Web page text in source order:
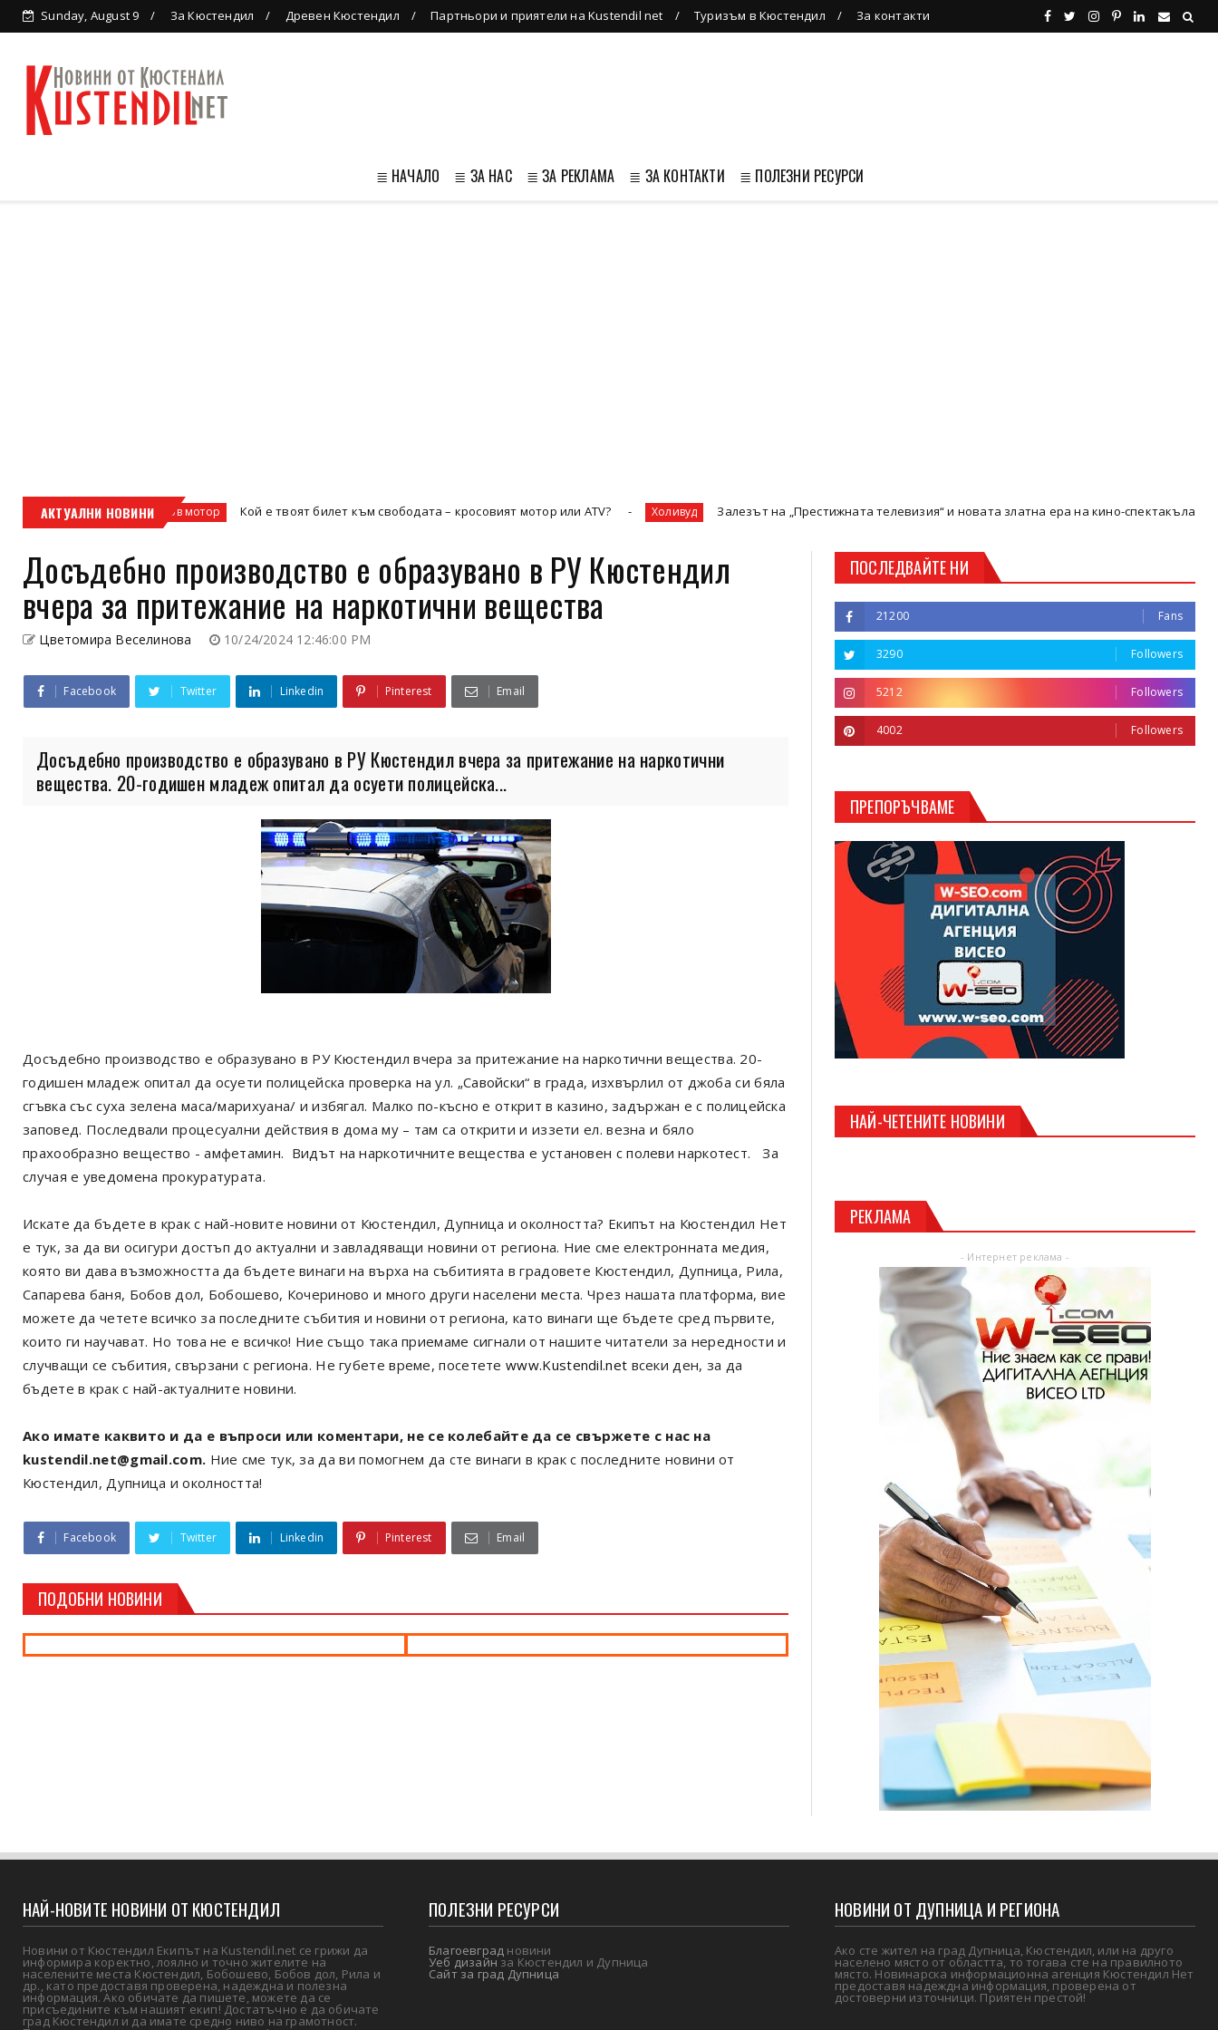
Sunday, August 9 За Кюстендил Древен Кюстендил Партньори и приятели на Kustendil net Туризъм в Кюстендил За контакти
≣ НАЧАЛО ≣ ЗА НАС ≣ ЗА РЕКЛАМА ≣ ЗА КОНТАКТИ ≣ ПОЛЕЗНИ РЕСУРСИ
АКТУАЛНИ НОВИНИ
и офис кросов мотор Кой е твоят билет към свободата – кросовият мотор или ATV? Холивуд Залезът на „Престижната телевизия“ и новата златна ера на кино-спектакъла
Досъдебно производство е образувано в РУ Кюстендил
вчера за притежание на наркотични вещества
Цветомира Веселинова 10/24/2024 12:46:00 PM
Facebook Twitter Linkedin Pinterest Email
Досъдебно производство е образувано в РУ Кюстендил вчера за притежание на наркотични
вещества. 20-годишен младеж опитал да осуети полицейска...
Досъдебно производство е образувано в РУ Кюстендил вчера за притежание на наркотични вещества. 20-
годишен младеж опитал да осуети полицейска проверка на ул. „Савойски“ в града, изхвърлил от джоба си бяла
сгъвка със суха зелена маса/марихуана/ и избягал. Малко по-късно е открит в казино, задържан е с полицейска
заповед. Последвали процесуални действия в дома му – там са открити и иззети ел. везна и бяло
прахообразно вещество - амфетамин. Видът на наркотичните вещества е установен с полеви наркотест. За
случая е уведомена прокуратурата.
Искате да бъдете в крак с най-новите новини от Кюстендил, Дупница и околността? Екипът на Кюстендил Нет
е тук, за да ви осигури достъп до актуални и завладяващи новини от региона. Ние сме електронната медия,
която ви дава възможността да бъдете винаги на върха на събитията в градовете Кюстендил, Дупница, Рила,
Сапарева баня, Бобов дол, Бобошево, Кочериново и много други населени места. Чрез нашата платформа, вие
можете да четете всичко за последните събития и новини от региона, като винаги ще бъдете сред първите,
които ги научават. Но това не е всичко! Ние също така приемаме сигнали от нашите читатели за нередности и
случващи се събития, свързани с региона. Не губете време, посететеwww.Kustendil.net всеки ден, за да
бъдете в крак с най-актуалните новини.
Ако имате каквито и да е въпроси или коментари, не се колебайте да се свържете с нас на
kustendil.net@gmail.com. Ние сме тук, за да ви помогнем да сте винаги в крак с последните новини от
Кюстендил, Дупница и околността!
Facebook Twitter Linkedin Pinterest Email
ПОДОБНИ НОВИНИ
ПОСЛЕДВАЙТЕ НИ
21200 Fans
3290 Followers
5212 Followers
4002 Followers
ПРЕПОРЪЧВАМЕ
НАЙ-ЧЕТЕНИТЕ НОВИНИ
РЕКЛАМА
- Интернет реклама -
НАЙ-НОВИТЕ НОВИНИ ОТ КЮСТЕНДИЛ
Новини от Кюстендил Екипът на Kustendil.net се грижи да
информира коректно, лоялно и точно жителите на
населените места Кюстендил, Бобошево, Бобов дол, Рила и
др., като предоставя проверена, надеждна и полезна
информация. Ако обичате да пишете, можете да се
присъедините към нашият екип! Достатъчно е да обичате
град Кюстендил и да имате средно ниво на грамотност.
ПОЛЕЗНИ РЕСУРСИ
Благоевград новини
Уеб дизайнза Кюстендил и Дупница
Сайт за град Дупница
НОВИНИ ОТ ДУПНИЦА И РЕГИОНА
Ако сте жител на град Дупница, Кюстендил, или на друго
населено място от областта, то тогава сте на правилното
място. Новинарска информационна агенция Кюстендил Нет
предоставя надеждна информация, проверена от
достоверни източници. Приятен престой!